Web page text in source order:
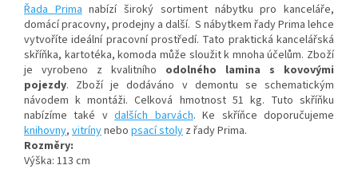
Řada Prima nabízí široký sortiment nábytku pro kanceláře,
domácí pracovny, prodejny a další. S nábytkem řady Prima lehce
vytvoříte ideální pracovní prostředí. Tato praktická kancelářská
skříňka, kartotéka, komoda může sloužit k mnoha účelům. Zboží
je vyrobeno z kvalitního odolného lamina s kovovými
pojezdy. Zboží je dodáváno v demontu se schematickým
návodem k montáži. Celková hmotnost 51 kg. Tuto skříňku
nabízíme také vdalších barvách. Ke skříňce doporučujeme
knihovny, vitrínynebo psací stoly z řady Prima.
Rozměry:
Výška: 113 cm